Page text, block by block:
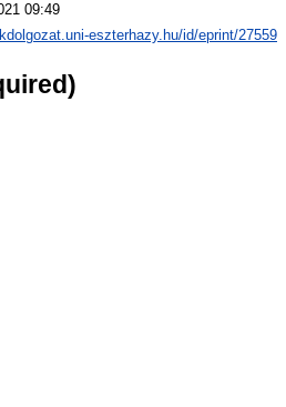
09:49
eszterhazy.hu/id/eprint/27559